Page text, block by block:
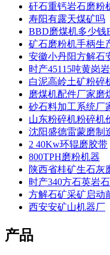
矸石重钙岩石磨粉
寿阳有露天煤矿吗
BBD磨煤机多少钱
矿石磨粉机手柄生
安徽小丹阳方解石
时产45115吨黄岗
白泥高岭土矿粉碎
磨煤机配件厂家磨
砂石料加工系统厂
山东粉碎机粉碎机
沈阳盛德雷蒙磨制
2 40Kw环辊磨胶带
800TPH磨粉机器
陕西省桂矿生石灰
时产340方石英岩
方解石矿采矿启动
西安安矿山机器厂
产品